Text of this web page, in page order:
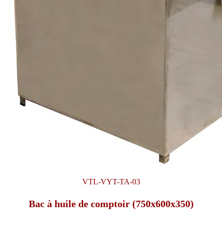
VTL-VYT-TA-03
Bac à huile de comptoir (750x600x350)